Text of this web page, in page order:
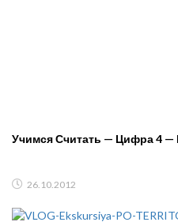
Учимся Считать — Цифра 4
26.10.2012